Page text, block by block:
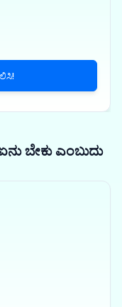
ಬೇಕು ಎಂಬುದು